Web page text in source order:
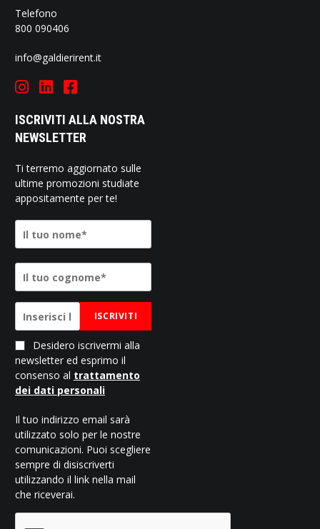
Telefono
800 090406
info@galdierirent.it
ISCRIVITI ALLA NOSTRA
NEWSLETTER
Ti terremo aggiornato sulle
ultime promozioni studiate
appositamente per te!
ISCRIVITI
Desidero iscrivermi alla
newsletter ed esprimo il
consenso al trattamento
dei dati personali
Il tuo indirizzo email sarà
utilizzato solo per le nostre
comunicazioni. Puoi scegliere
sempre di disiscriverti
utilizzando il link nella mail
che riceverai.